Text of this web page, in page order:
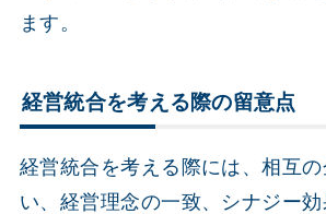
ます。
経営統合を考える際の留意点
経営統合を考える際には、相互
い、経営理念の一致、シナジー